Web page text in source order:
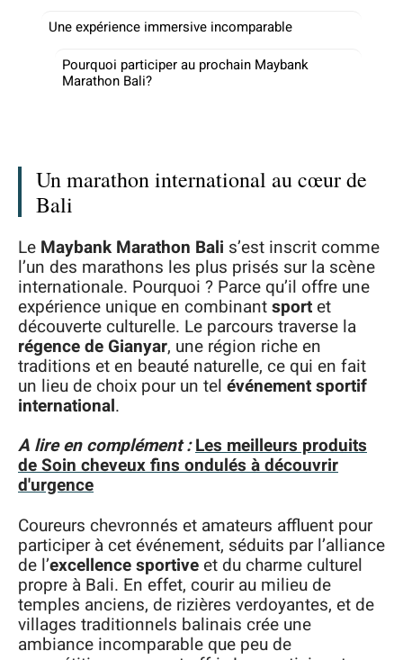
Une expérience immersive incomparable
Pourquoi participer au prochain Maybank
Marathon Bali?
Un marathon international au cœur de
Bali
Le Maybank Marathon Bali s’est inscrit comme
l’un des marathons les plus prisés sur la scène
internationale. Pourquoi ? Parce qu’il offre une
expérience unique en combinantsportet
découverte culturelle. Le parcours traverse la
régence de Gianyar, une région riche en
traditions et en beauté naturelle, ce qui en fait
un lieu de choix pour un tel événement sportif
international.
A lire en complément :Les meilleurs produits
de Soin cheveux fins ondulés à découvrir
d'urgence
Coureurs chevronnés et amateurs affluent pour
participer à cet événement, séduits par l’alliance
de l’excellence sportiveet du charme culturel
propre à Bali. En effet, courir au milieu de
temples anciens, de rizières verdoyantes, et de
villages traditionnels balinais crée une
ambiance incomparable que peu de